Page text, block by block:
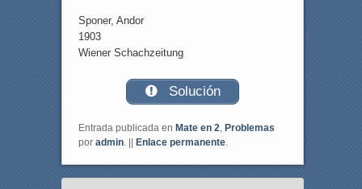
Sponer, Andor
1903
Wiener Schachzeitung
Solución
Entrada publicada en Mate en 2, Problemas
por admin. || Enlace permanente.